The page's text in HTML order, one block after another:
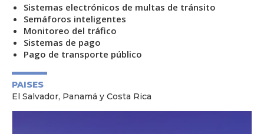
Sistemas electrónicos de multas de tránsito
Semáforos inteligentes
Monitoreo del tráfico
Sistemas de pago
Pago de transporte público
PAISES
El Salvador, Panamá y Costa Rica